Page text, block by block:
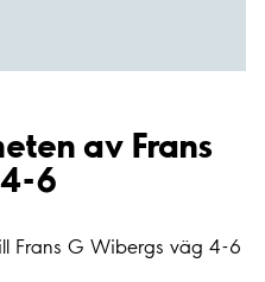
av Frans
6
Frans G Wibergs väg 4-6